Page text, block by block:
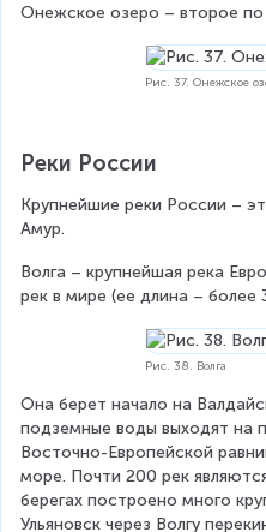
Онежское озеро – второе по
Рис. 37. Онежское
Реки России
Крупнейшие реки России –
Амур.
Волга – крупнейшая река
рек в мире (ее длина – более
Рис. 38. Волга
Она берет начало на
подземные воды выходят на
Восточно-Европейской
море. Почти 200 рек
берегах построено много
Ульяновск через Волгу